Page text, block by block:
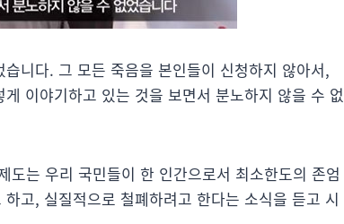
니다. 그 모든 죽음을 본인들이 신청하지 않아서,
이야기하고 있는 것을 보면서 분노하지 않을 수 없
는 우리 국민들이 한 인간으로서 최소한도의 존엄
고, 실질적으로 철폐하려고 한다는 소식을 듣고 시